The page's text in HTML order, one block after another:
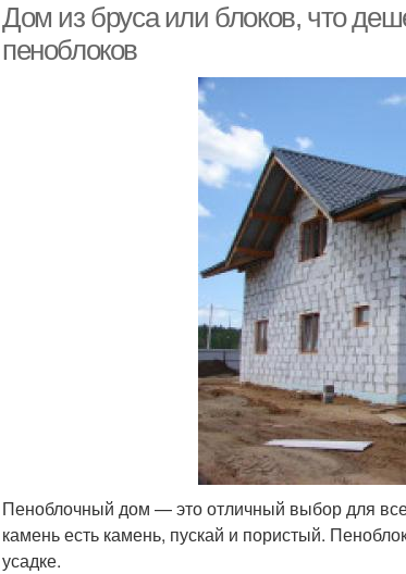
Дом из бруса или блоков, что
пеноблоков
Пеноблочный дом — это отличный выбор для
камень есть камень, пускай и пористый.
усадке.